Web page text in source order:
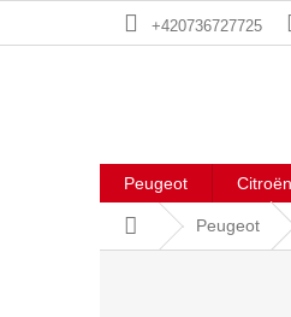
+420736727725
Peugeot Citroën
AccueilPeugeot